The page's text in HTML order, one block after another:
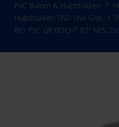
PVC Buizen & Hulpstukken
Hulpstukken SN2-SN4 Grijs
RIO PVC GR BOCHT 87° M/S